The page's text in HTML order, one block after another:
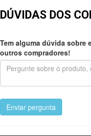
DÚVIDAS DOS
Tem alguma dúvida sobre
outros compradores!
Enviar pergunta